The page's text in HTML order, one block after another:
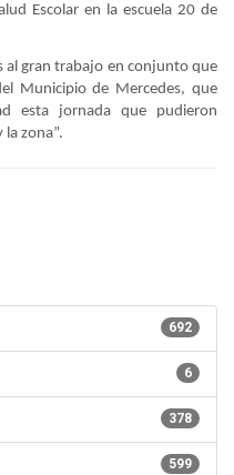
Escolar en la escuela 20 de
al gran trabajo en conjunto que
Municipio de Mercedes, que
esta jornada que pudieron
zona”.
692
6
378
599